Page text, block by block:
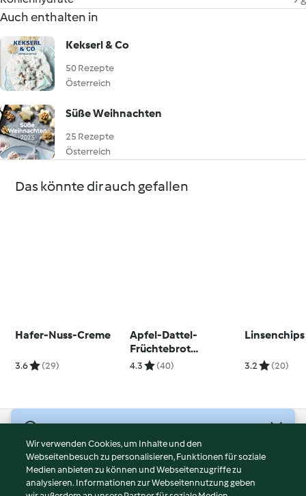
Auch enthalten in
Kekserl & Co
50 Rezepte
Österreich
Süße Weihnachten
25 Rezepte
Österreich
Das könnte dir auch gefallen
Hafer-Nuss-Creme
3.6 (29)
Apfel-Dattel-
Früchtebrot
(glutenfrei)
4.3 (40)
Linsenchips
3.2 (20)
Nutzungsbedingungen
Datenschutzrichtlinien
Wir verwenden Cookies, um Inhalte und den
Webseitenbesuch zu personalisieren, Funktionen für soziale
Medien anbieten zu können und Webseitenzugriffe zu
analysieren. Informationen zur Webseitennutzung geben